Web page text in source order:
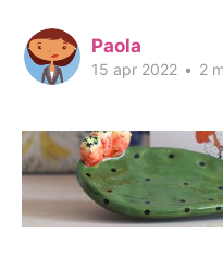
Paola
15 apr 2022 • 2